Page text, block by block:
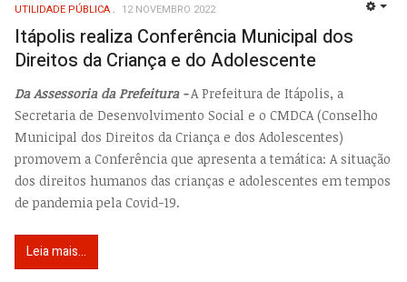
UTILIDADE PÚBLICA 12 NOVEMBRO 2022
Itápolis realiza Conferência Municipal dos
Direitos da Criança e do Adolescente
Da Assessoria da Prefeitura - A Prefeitura de Itápolis, a
Secretaria de Desenvolvimento Social e o CMDCA (Conselho
Municipal dos Direitos da Criança e dos Adolescentes)
promovem a Conferência que apresenta a temática: A situação
dos direitos humanos das crianças e adolescentes em tempos
de pandemia pela Covid-19.
Leia mais...